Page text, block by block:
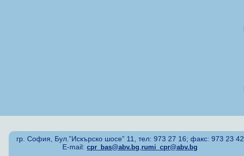
гр. София, Бул.”Искърско шосе” 11, тел: 973 27 16; факс: 973 23 42
E-mail: cpr_bas@abv.bg rumi_cpr@abv.bg